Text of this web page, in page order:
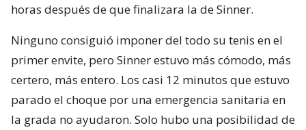
horas después de que finalizara la de Sinner.
Ninguno consiguió imponer del todo su tenis en el
primer envite, pero Sinner estuvo más cómodo, más
certero, más entero. Los casi 12 minutos que estuvo
parado el choque por una emergencia sanitaria en
la grada no ayudaron. Solo hubo una posibilidad de